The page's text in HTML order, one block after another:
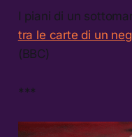
I piani di un
tra le carte di un
(BBC)
***